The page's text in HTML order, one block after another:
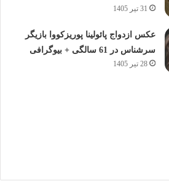
31 تیر 1405
عکس ازدواج پائولینا پوریزکووا بازیگر
سرشناس در 61 سالگی + بیوگرافی
28 تیر 1405